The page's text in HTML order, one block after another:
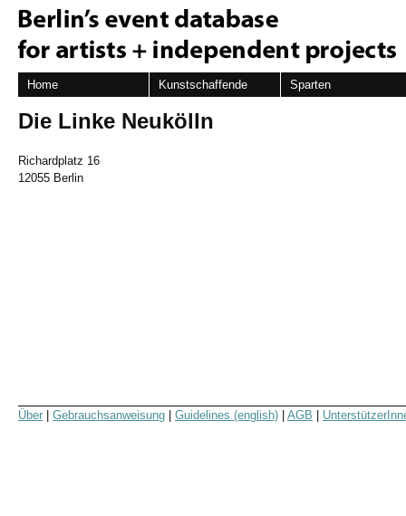
Home Kunstschaffende Sparten
Die Linke Neukölln
Richardplatz 16
12055 Berlin
Über Gebrauchsanweisung Guidelines (english) AGB